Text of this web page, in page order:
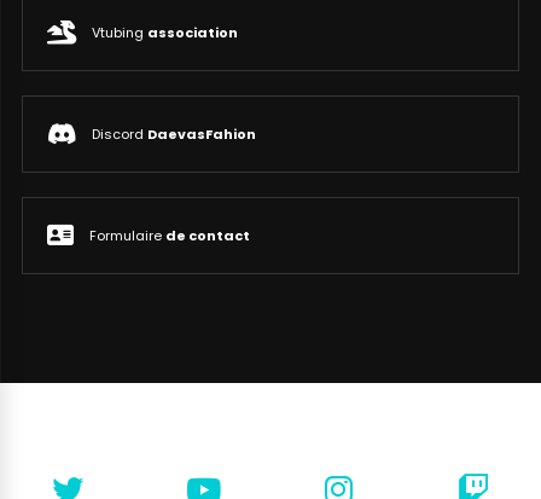
Vtubing association
Discord DaevasFahion
Formulaire de contact